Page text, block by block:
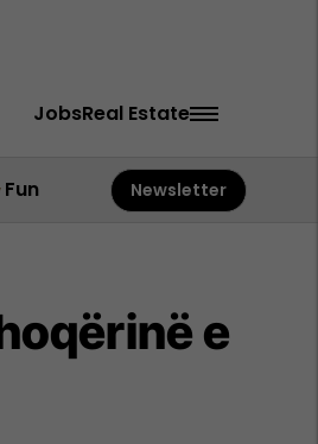
JobsReal Estate
Fun Newsletter
e